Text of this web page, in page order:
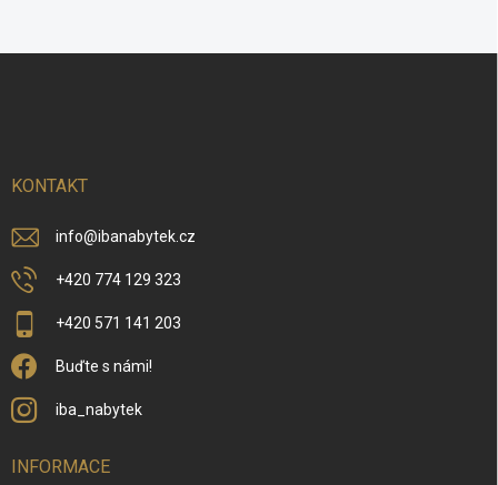
KONTAKT
info@ibanabytek.cz
+420 774 129 323
+420 571 141 203
Buďte s námi!
iba_nabytek
INFORMACE